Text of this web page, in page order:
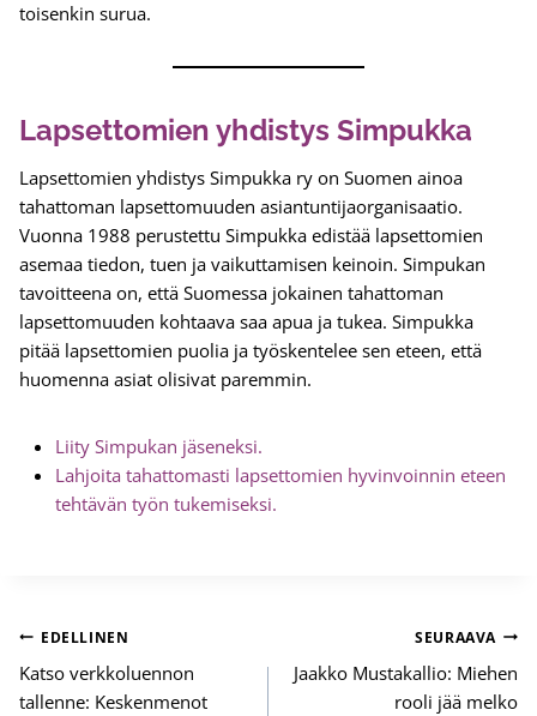
toisenkin surua.
Lapsettomien yhdistys Simpukka
Lapsettomien yhdistys Simpukka ry on Suomen ainoa
tahattoman lapsettomuuden asiantuntijaorganisaatio.
Vuonna 1988 perustettu Simpukka edistää lapsettomien
asemaa tiedon, tuen ja vaikuttamisen keinoin. Simpukan
tavoitteena on, että Suomessa jokainen tahattoman
lapsettomuuden kohtaava saa apua ja tukea. Simpukka
pitää lapsettomien puolia ja työskentelee sen eteen, että
huomenna asiat olisivat paremmin.
Liity Simpukan jäseneksi.
Lahjoita tahattomasti lapsettomien hyvinvoinnin eteen
tehtävän työn tukemiseksi.
Artikkelien
selaus
EDELLINEN
Katso verkkoluennon
tallenne: Keskenmenot
SEURAAVA
Jaakko Mustakallio: Miehen
rooli jää melko